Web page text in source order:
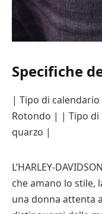
Specifiche
| Tipo di
Rotondo | | Tipo di
quarzo |
L’HARLEY-
che amano lo stile,
una donna attenta